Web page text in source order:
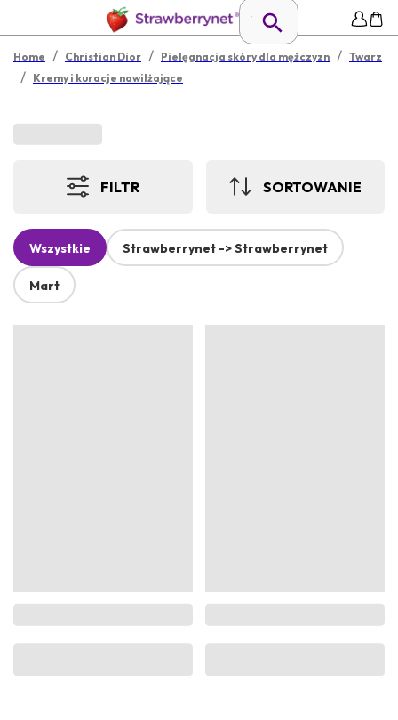
Home / Christian Dior / Pielęgnacja skóry dla mężczyzn / Twarz
/ Kremy i kuracje nawilżające
FILTR SORTOWANIE
Wszystkie Strawberrynet -> Strawberrynet
Mart